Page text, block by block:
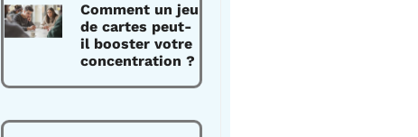
Comment un jeu
de cartes peut-
il booster votre
concentration ?